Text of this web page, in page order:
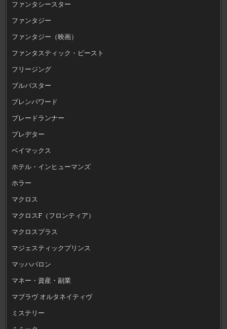
ファンタシースター
ファンタジー
ファンタジー（映画）
ファンタスティック・ビースト
フリージング
ブルバスター
ブレンパワード
ブレードランナー
プレデター
ベイマックス
ホテル・インヒューマンズ
ホラー
マクロス
マクロスF（フロンティア）
マクロスプラス
マジェスティックプリンス
マッハバロン
マネー・資産・副業
マブラヴ オルタネイティヴ
ミステリー